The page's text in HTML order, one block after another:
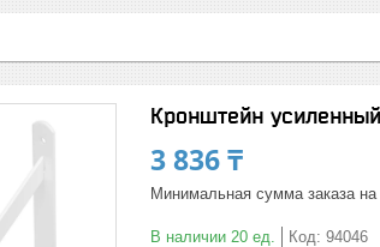
Кронштейн
3 836 ₸
Минимальная сумма заказа
В наличии 20 ед. Код: 94046